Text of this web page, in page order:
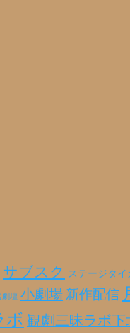
サブスク ステージタイ
劇壇 小劇場 新作配信
ボ 観劇三昧ラボ下